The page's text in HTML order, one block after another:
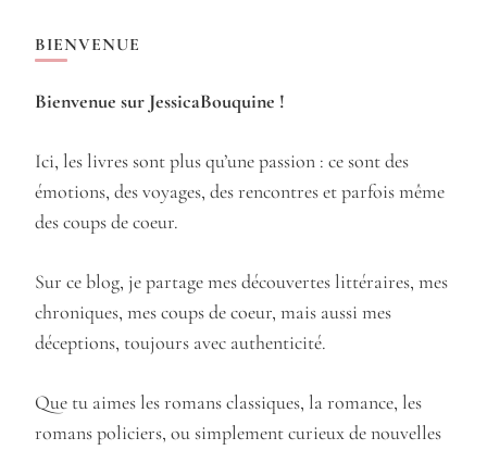
articles
BIENVENUE
Bienvenue sur JessicaBouquine !
Ici, les livres sont plus qu’une passion : ce sont des
émotions, des voyages, des rencontres et parfois même
des coups de coeur.
Sur ce blog, je partage mes découvertes littéraires, mes
chroniques, mes coups de coeur, mais aussi mes
déceptions, toujours avec authenticité.
Que tu aimes les romans classiques, la romance, les
romans policiers, ou simplement curieux de nouvelles